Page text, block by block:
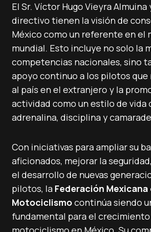
El Sr. Víctor Hugo Vieyra Almuina
directivo tienen la visión de
México como un referente en el
mundial. Esto incluye no solo la
competencias nacionales, sino
apoyo continuo a los pilotos
al país en el extranjero y la
actividad como un estilo de vida
adrenalina, disciplina y
Con iniciativas para ampliar su
aficionados, mejorar la
el desarrollo de nuevas
pilotos, la Federación Mexicana
Motociclismo continúa siendo
fundamental para el